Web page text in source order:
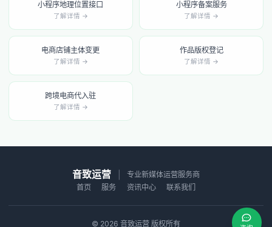
小程序地理位置接口
了解详情 →
小程序备案服务
了解详情 →
电商店铺主体变更
了解详情 →
作品版权登记
了解详情 →
跨境电商代入驻
了解详情 →
音致运营
专业新媒体运营服务商
首页
服务 资讯中心 联系我们
© 2026 音致运营 版权所有